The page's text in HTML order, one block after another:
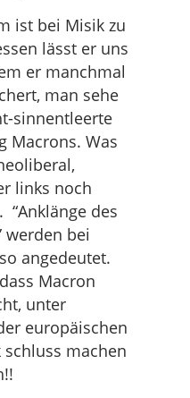
ist bei Misik zu
lässt er uns
er manchmal
man sehe
sinnentleerte
Macrons. Was
links noch
“Anklänge des
werden bei
angedeutet.
Macron
unter
europäischen
machen